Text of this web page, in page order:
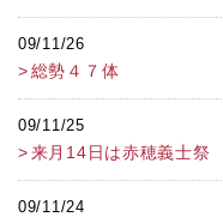
09/11/26
総勢４７体
09/11/25
来月14日は赤穂義士祭
09/11/24